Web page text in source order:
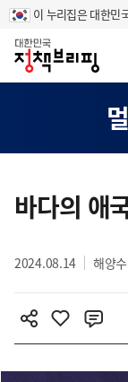
이 누리집은 대한민
홈
텐
츠
역
바다의 애
2024.08.14 해양